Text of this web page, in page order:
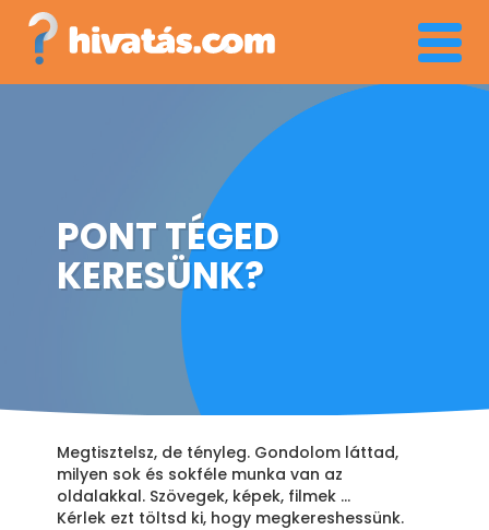
Menü
PONT TÉGED
KERESÜNK?
Megtisztelsz, de tényleg. Gondolom láttad,
milyen sok és sokféle munka van az
oldalakkal. Szövegek, képek, filmek ...
Kérlek ezt töltsd ki, hogy megkereshessünk.